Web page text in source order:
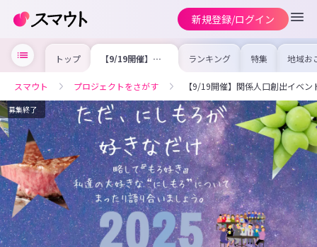
新規登録/ログイン
トップ 【9/19開催】関
係人口創出イベン
ろが好きなだけ
2025」＠東京都
ランキング 特集 地域お
の求
を集め
事内容
を比
合った
けよう
スマウト プロジェクトをさがす 【9/19開催】関係人口創出イベ
募集終了